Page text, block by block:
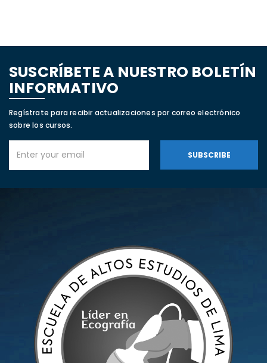
SUSCRÍBETE A NUESTRO BOLETÍN
INFORMATIVO
Regístrate para recibir actualizaciones por correo electrónico
sobre los cursos.
SUBSCRIBE